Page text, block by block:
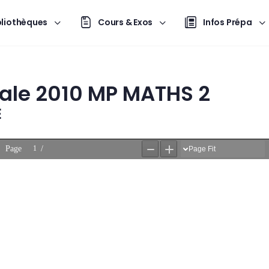
Cours & Exos Infos Prépa
2010 MP MATHS 2